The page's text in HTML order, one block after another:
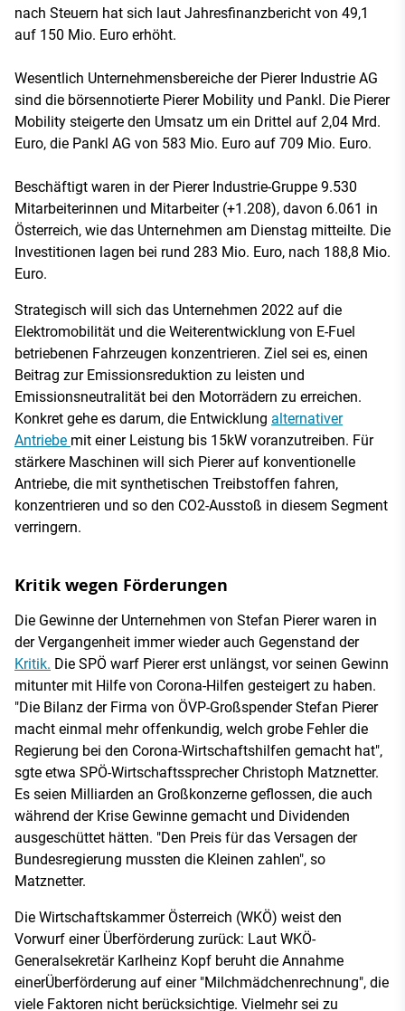
nach Steuern hat sich laut Jahresfinanzbericht von 49,1
auf 150 Mio. Euro erhöht.
Wesentlich Unternehmensbereiche der Pierer Industrie AG
sind die börsennotierte Pierer Mobility und Pankl. Die Pierer
Mobility steigerte den Umsatz um ein Drittel auf 2,04 Mrd.
Euro, die Pankl AG von 583 Mio. Euro auf 709 Mio. Euro.
Beschäftigt waren in der Pierer Industrie-Gruppe 9.530
Mitarbeiterinnen und Mitarbeiter (+1.208), davon 6.061 in
Österreich, wie das Unternehmen am Dienstag mitteilte. Die
Investitionen lagen bei rund 283 Mio. Euro, nach 188,8 Mio.
Euro.
Strategisch will sich das Unternehmen 2022 auf die
Elektromobilität und die Weiterentwicklung von E-Fuel
betriebenen Fahrzeugen konzentrieren. Ziel sei es, einen
Beitrag zur Emissionsreduktion zu leisten und
Emissionsneutralität bei den Motorrädern zu erreichen.
Konkret gehe es darum, die Entwicklung alternativer
Antriebe mit einer Leistung bis 15kW voranzutreiben. Für
stärkere Maschinen will sich Pierer auf konventionelle
Antriebe, die mit synthetischen Treibstoffen fahren,
konzentrieren und so den CO2-Ausstoß in diesem Segment
verringern.
Kritik wegen Förderungen
Die Gewinne der Unternehmen von Stefan Pierer waren in
der Vergangenheit immer wieder auch Gegenstand der
Kritik. Die SPÖ warf Pierer erst unlängst, vor seinen Gewinn
mitunter mit Hilfe von Corona-Hilfen gesteigert zu haben.
"Die Bilanz der Firma von ÖVP-Großspender Stefan Pierer
macht einmal mehr offenkundig, welch grobe Fehler die
Regierung bei den Corona-Wirtschaftshilfen gemacht hat",
sgte etwa SPÖ-Wirtschaftssprecher Christoph Matznetter.
Es seien Milliarden an Großkonzerne geflossen, die auch
während der Krise Gewinne gemacht und Dividenden
ausgeschüttet hätten. "Den Preis für das Versagen der
Bundesregierung mussten die Kleinen zahlen", so
Matznetter.
Die Wirtschaftskammer Österreich (WKÖ) weist den
Vorwurf einer Überförderung zurück: Laut WKÖ-
Generalsekretär Karlheinz Kopf beruht die Annahme
einerÜberförderung auf einer "Milchmädchenrechnung", die
viele Faktoren nicht berücksichtige. Vielmehr sei zu